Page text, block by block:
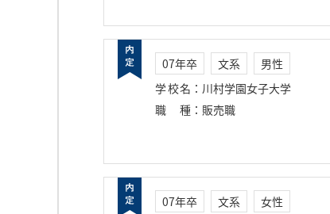
07年卒 文系
男性
学校名 ： 川村学園女子大学
職種 ： 販売職
07年卒 文系
女性